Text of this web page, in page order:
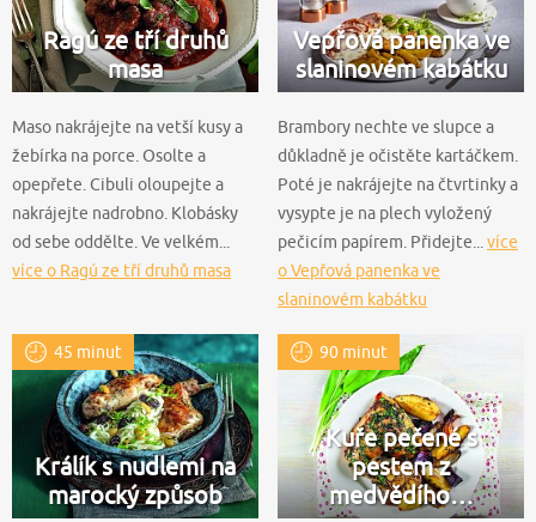
Ragú ze tří druhů
masa
Maso nakrájejte na vetší kusy a
žebírka na porce. Osolte a
opepřete. Cibuli oloupejte a
nakrájejte nadrobno. Klobásky
od sebe oddělte. Ve velkém...
více o Ragú ze tří druhů masa
Vepřová panenka ve
slaninovém kabátku
Brambory nechte ve slupce a
důkladně je očistěte kartáčkem.
Poté je nakrájejte na čtvrtinky a
vysypte je na plech vyložený
pečicím papírem. Přidejte... více
o Vepřová panenka ve
slaninovém kabátku
45 minut
Králík s nudlemi na
marocký způsob
90 minut
Kuře pečené s
pestem z
medvědího…